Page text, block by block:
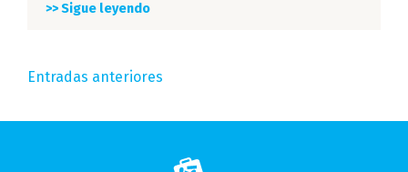
>> Sigue leyendo
Navegación
de
Entradas anteriores